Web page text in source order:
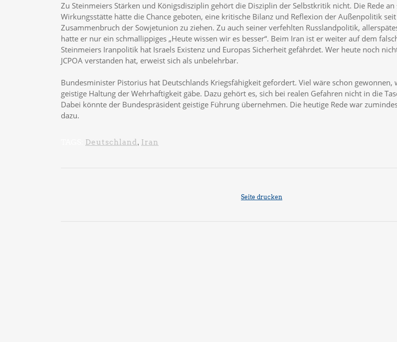
Zu Steinmeiers Stärken und Königsdisziplin gehört die Disziplin der Selbstkritik nicht. Die Rede an
Wirkungsstätte hätte die Chance geboten, eine kritische Bilanz und Reflexion der Außenpolitik
Zusammenbruch der Sowjetunion zu ziehen. Zu auch seiner verfehlten Russlandpolitik,
hatte er nur ein schmallippiges „Heute wissen wir es besser“. Beim Iran ist er weiter auf dem
Steinmeiers Iranpolitik hat Israels Existenz und Europas Sicherheit gefährdet. Wer heute noch
JCPOA verstanden hat, erweist sich als unbelehrbar.
Bundesminister Pistorius hat Deutschlands Kriegsfähigkeit gefordert. Viel wäre schon gewonnen,
geistige Haltung der Wehrhaftigkeit gäbe. Dazu gehört es, sich bei realen Gefahren nicht in die
Dabei könnte der Bundespräsident geistige Führung übernehmen. Die heutige Rede war
dazu.
Deutschland, Iran
Seite drucken